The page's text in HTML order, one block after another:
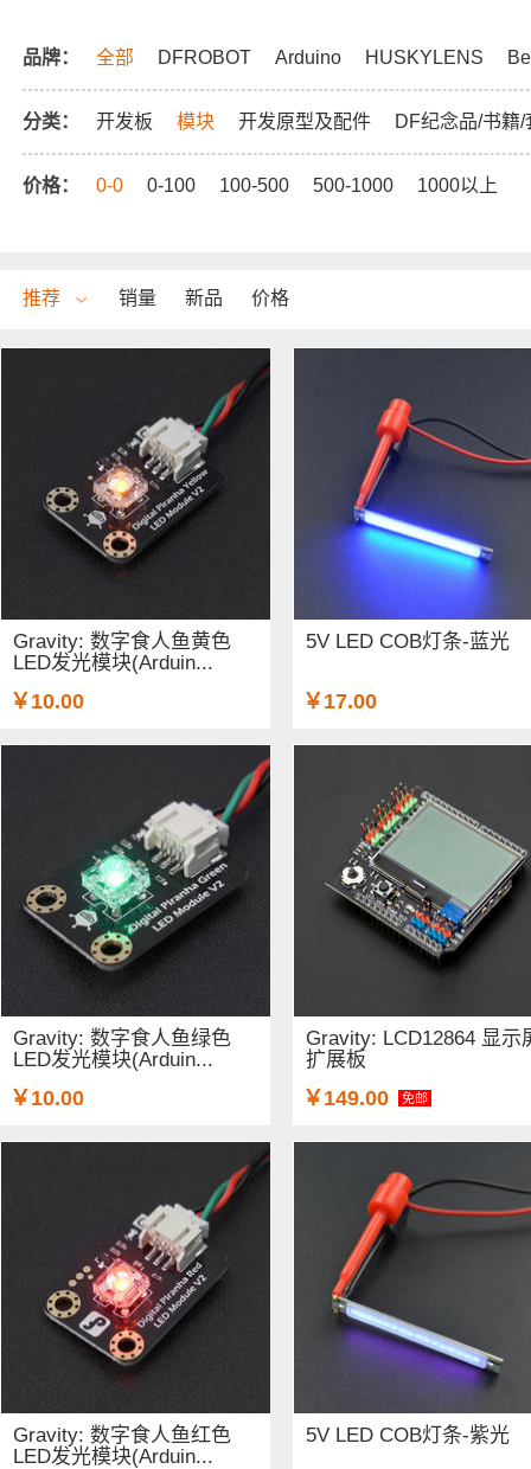
品牌： 全部 DFROBOT Arduino HUSKYLENS
分类： 开发板 模块 开发原型及配件 DF纪念品/书籍/
价格： 0-0 0-100 100-500 500-1000 1000以上
推荐 销量 新品 价格
Gravity: 数字食人鱼黄色
LED发光模块(Arduin...
￥10.00
5V LED COB灯条-蓝光
￥17.00
Gravity: 数字食人鱼绿色
LED发光模块(Arduin...
￥10.00
Gravity: LCD12864 显示
扩展板
￥149.00 免邮
Gravity: 数字食人鱼红色
LED发光模块(Arduin...
5V LED COB灯条-紫光